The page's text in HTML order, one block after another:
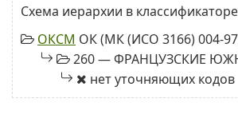
Схема иерархии в
ОКСМ ОК (МК (ИСО 3166) 004-
260 — ФРАНЦУЗСКИЕ
нет уточняющих кодов